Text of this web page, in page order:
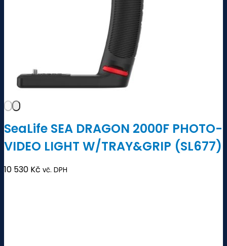
SeaLife SEA DRAGON 2000F PHOTO-
VIDEO LIGHT W/TRAY&GRIP (SL677)
10 530 Kč vč. DPH